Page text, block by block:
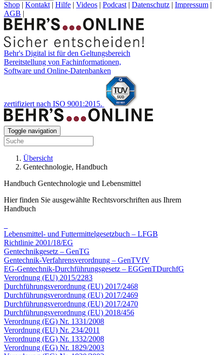
Shop | Kontakt | Hilfe | Videos | Podcast | Datenschutz | Impressum |
AGB |
Behr's Digital ist für den Geltungsbereich
Bereitstellung von Fachinformationen,
Software und Online-Datenbanken
zertifiziert nach ISO 9001:2015.
Toggle navigation
Übersicht
Gentechnologie, Handbuch
Handbuch Gentechnologie und Lebensmittel
Hier finden Sie ausgewählte Rechtsvorschriften aus Ihrem
Handbuch
Lebensmittel- und Futtermittelgesetzbuch – LFGB
Richtlinie 2001/18/EG
Gentechnik­gesetz – GenTG
Gentechnik-Verfahrens­verordnung – GenTVfV
EG-Gentechnik-Durchführungs­gesetz – EGGenTDurchfG
Verordnung (EU) 2015/2283
Durchführungs­verordnung (EU) 2017/2468
Durchführungs­verordnung (EU) 2017/2469
Durchführungs­verordnung (EU) 2017/2470
Durchführungs­verordnung (EU) 2018/456
Verordnung (EG) Nr. 1331/2008
Verordnung (EU) Nr. 234/2011
Verordnung (EG) Nr. 1332/2008
Verordnung (EG) Nr. 1829/2003